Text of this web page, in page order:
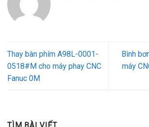
Thay bàn phím A98L-0001-
0518#M cho máy phay CNC
Fanuc 0M
Bình
máy